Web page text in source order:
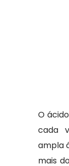
O
cada
ampla
mais